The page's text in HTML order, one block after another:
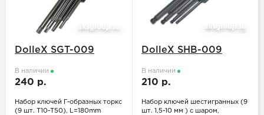
DolleX SGT-009
В наличии
240 р.
Набор ключей Г-образных торкс
(9 шт. Т10-Т50), L=180mm
DolleX SHB-009
В наличии
210 р.
Набор ключей шестигранных (9
шт. 1,5-10 мм ) с шаром,